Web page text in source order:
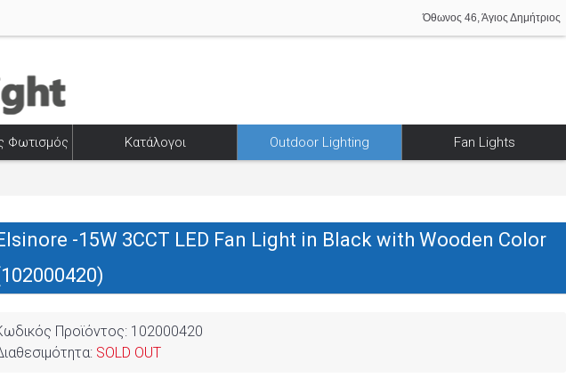
Όθωνος 46, Άγιος Δημήτριος
Φωτισμός Κατάλογοι Outdoor Lighting Fan Lights
-15W 3CCT LED Fan Light in Black with Wooden Color
Προϊόντος: 102000420
SOLD OUT